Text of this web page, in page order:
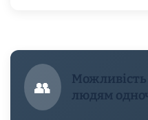
👥
Можливість
людям